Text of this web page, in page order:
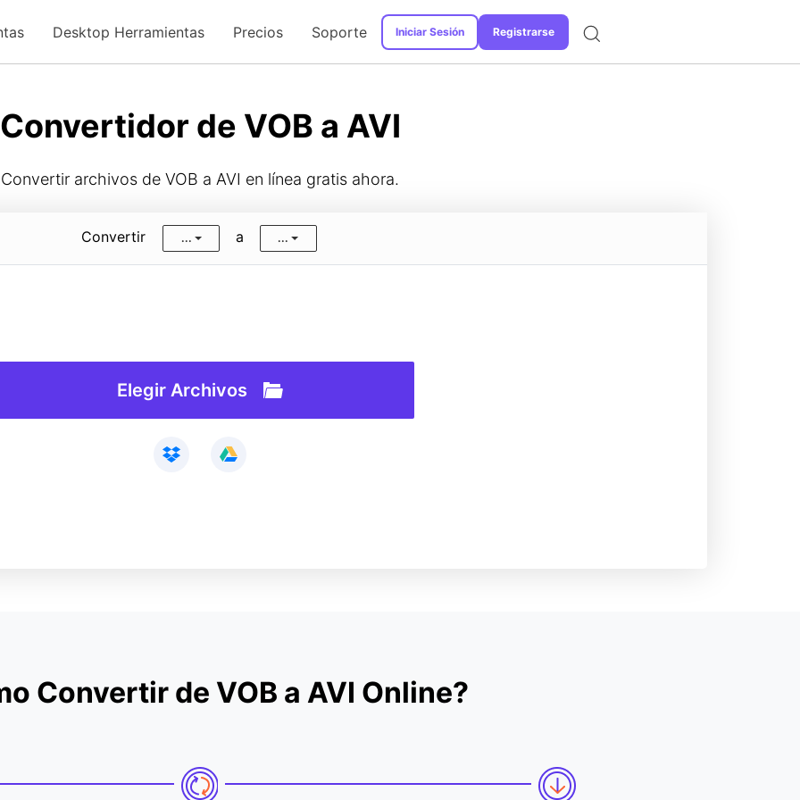
Desktop Herramientas Precios Soporte Iniciar Sesión Registrarse
Convertidor de VOB a AVI
Convertir archivos de VOB a AVI en línea gratis ahora.
Convertir ... a ...
Elegir Archivos
Convertir de VOB a AVI Online?